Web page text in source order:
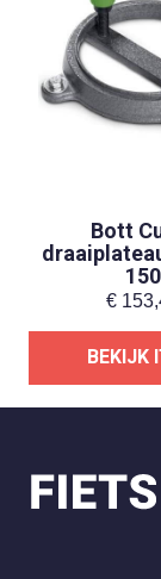
Bott
150
€
BEKIJK